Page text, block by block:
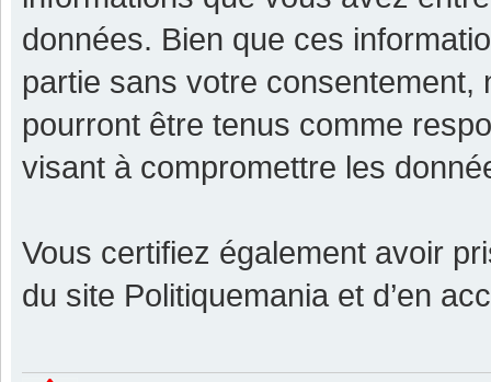
données. Bien que ces
partie sans votre consentement,
pourront être tenus comme
visant à compromettre les
Vous certifiez également avoir
du site Politiquemania et d’en